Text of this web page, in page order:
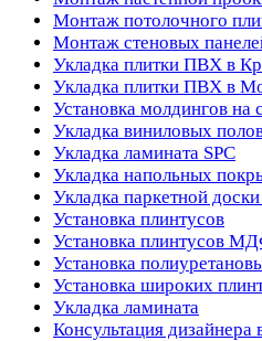
Монтаж потолочного
Монтаж стеновых
Укладка плитки ПВХ в
Укладка плитки ПВХ в
Установка молдингов на
Укладка виниловых
Укладка ламината SPC
Укладка напольных
Укладка паркетной
Установка плинтусов
Установка плинтусов
Установка
Установка широких
Укладка ламината
Консультация дизайнера